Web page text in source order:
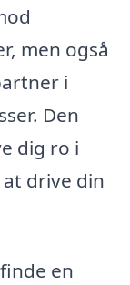
men også
i
Den
dig ro i
drive din
en